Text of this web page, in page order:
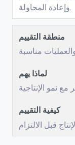
مناسبة